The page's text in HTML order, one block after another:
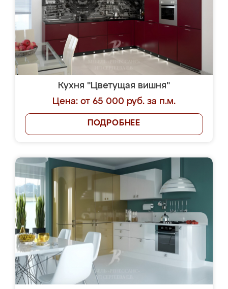
Кухня "Цветущая вишня"
Цена: от 65 000 руб. за п.м.
ПОДРОБНЕЕ